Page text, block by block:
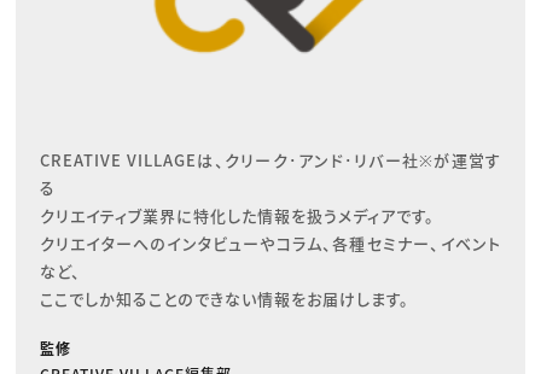
CREATIVE VILLAGEは、クリーク･アンド･リバー社※が運営す
る
クリエイティブ業界に特化した情報を扱うメディアです。
クリエイターへのインタビューやコラム、各種セミナー、イベント
など、
ここでしか知ることのできない情報をお届けします。
監修